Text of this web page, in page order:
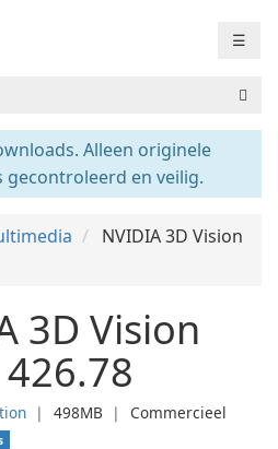
☰
Alleen originele
gecontroleerd en veilig.
NVIDIA 3D Vision
3D Vision
❘ 498MB ❘ Commercieel